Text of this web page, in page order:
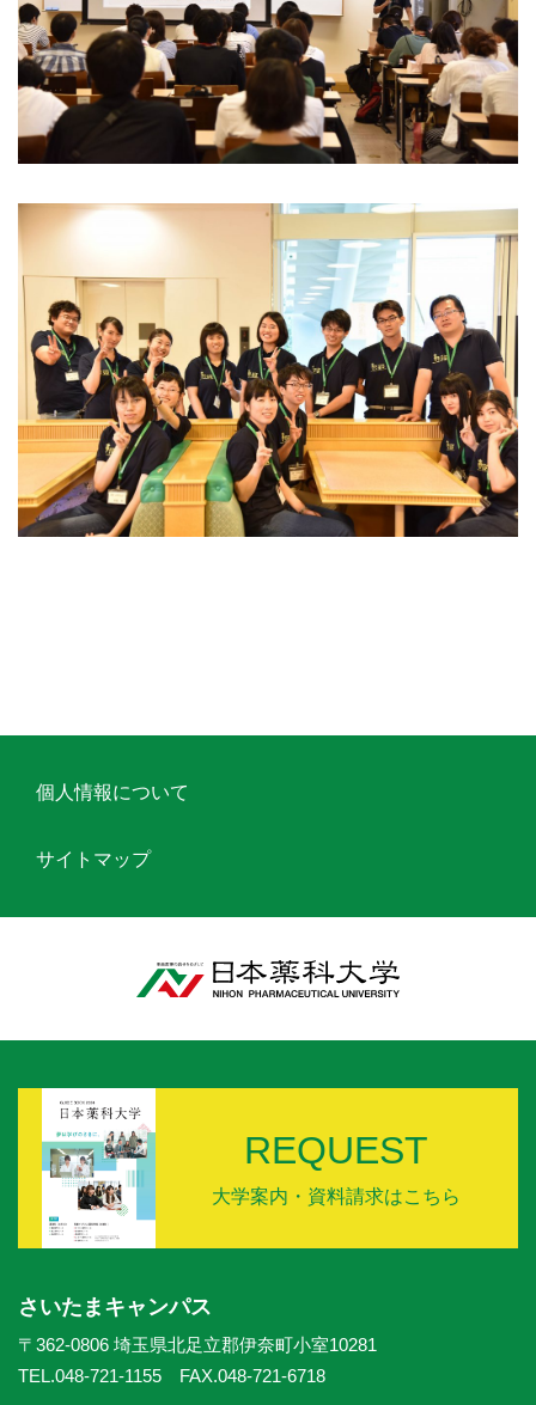
個人情報について
サイトマップ
REQUEST
大学案内・資料請求はこちら
さいたまキャンパス
〒362-0806 埼玉県北足立郡伊奈町小室10281
TEL.048-721-1155 FAX.048-721-6718